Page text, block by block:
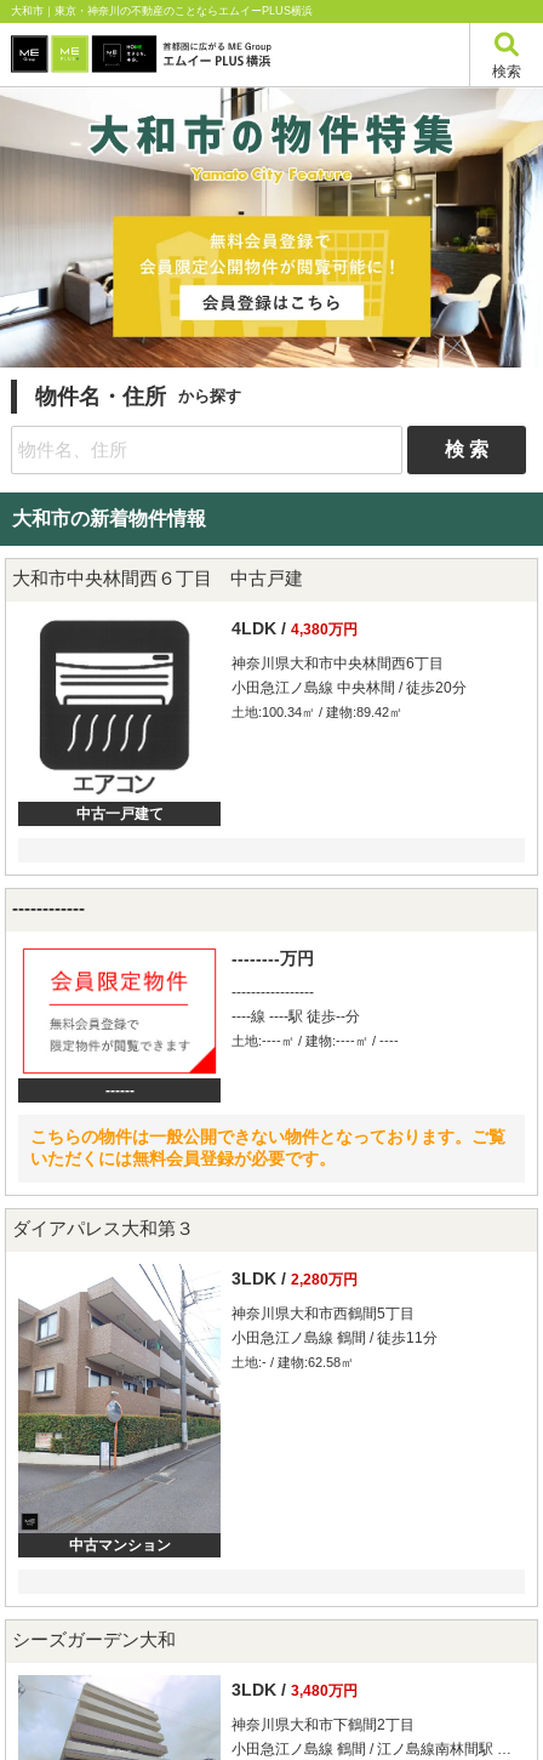
大和市｜東京・神奈川の不動産のことならエムイーPLUS横浜
検索
物件名・住所 から探す
大和市の新着物件情報
大和市中央林間西６丁目 中古戸建
中古一戸建て
4LDK / 4,380万円
神奈川県大和市中央林間西6丁目
小田急江ノ島線 中央林間 / 徒歩20分
土地:100.34㎡ / 建物:89.42㎡
------------
------
--------万円
-----------------
----線 ----駅 徒歩--分
土地:----㎡ / 建物:----㎡ / ----
こちらの物件は一般公開できない物件となっております。ご覧
いただくには無料会員登録が必要です。
ダイアパレス大和第３
中古マンション
3LDK / 2,280万円
神奈川県大和市西鶴間5丁目
小田急江ノ島線 鶴間 / 徒歩11分
土地:- / 建物:62.58㎡
シーズガーデン大和
3LDK / 3,480万円
神奈川県大和市下鶴間2丁目
小田急江ノ島線 鶴間 / 江ノ島線南林間駅 車分